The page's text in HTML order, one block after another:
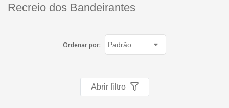
Recreio dos Bandeirantes
Ordenar por:
Abrir filtro